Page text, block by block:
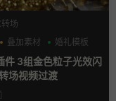
场
叠加素材 婚礼模板
件 3组金色粒子光效闪
场视频过渡